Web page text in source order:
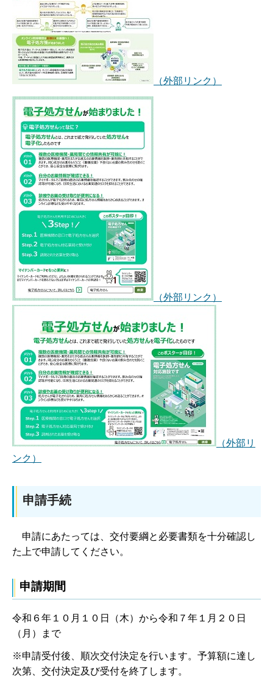
（外部リンク）
（外部リンク）
（外部リ
ンク）
申請手続
申請にあたっては、交付要綱と必要書類を十分確認し
た上で申請してください。
申請期間
令和６年１０月１０日（木）から令和７年１月２０日
（月）まで
※申請受付後、順次交付決定を行います。予算額に達し
次第、交付決定及び受付を終了します。